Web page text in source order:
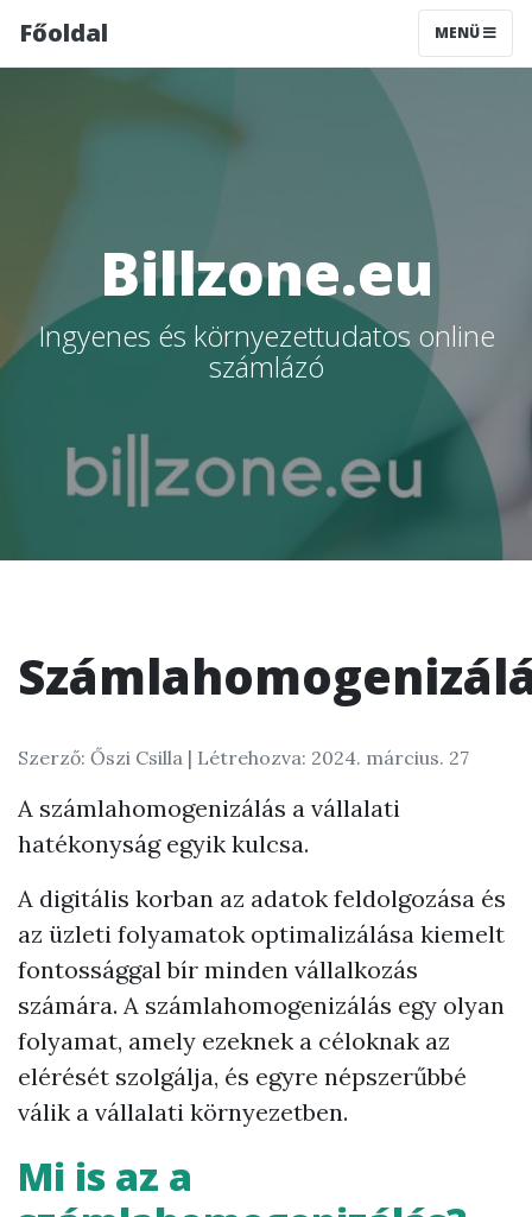
Főoldal MENÜ
Billzone.eu
Ingyenes és környezettudatos online
számlázó
Szerző: Őszi Csilla | Létrehozva: 2024. március. 27
A számlahomogenizálás a vállalati
hatékonyság egyik kulcsa.
A digitális korban az adatok feldolgozása és
az üzleti folyamatok optimalizálása kiemelt
fontossággal bír minden vállalkozás
számára. A számlahomogenizálás egy olyan
folyamat, amely ezeknek a céloknak az
elérését szolgálja, és egyre népszerűbbé
válik a vállalati környezetben.
Mi is az a